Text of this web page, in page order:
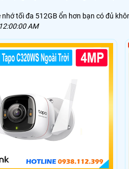
tối đa 512GB ổn hơn bạn có đủ
AM